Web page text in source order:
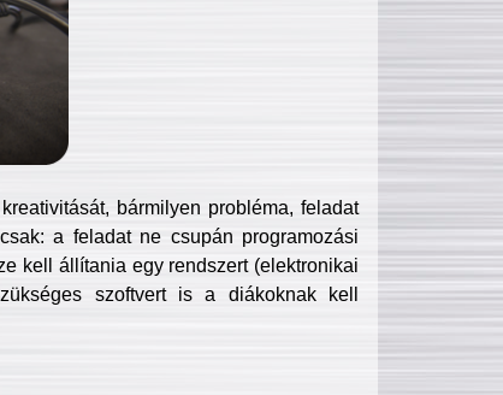
bármilyen probléma, feladat
a feladat ne csupán programozási
kell állítania egy rendszert (elektronikai
szoftvert is a diákoknak kell